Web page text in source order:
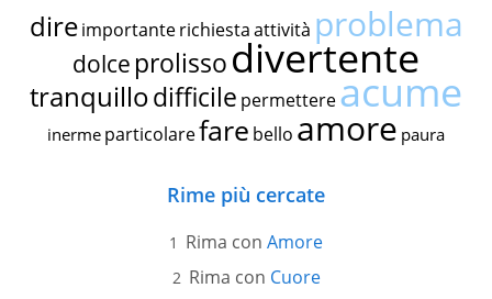
dire importante richiestaattività problema
dolce prolissodivertente
tranquillodifficile permettereacume
inerme particolarefare bello amore paura
Rime più cercate
Rima con Amore
Rima con Cuore